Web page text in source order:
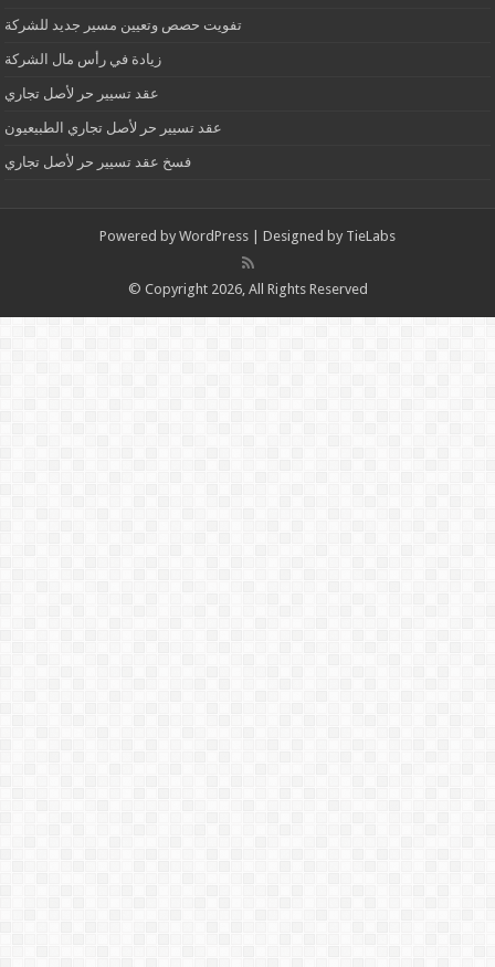
تفويت حصص وتعيين مسير جديد للشركة
زيادة في رأس مال الشركة
عقد تسيير حر لأصل تجاري
عقد تسيير حر لأصل تجاري الطبيعيون
فسخ عقد تسيير حر لأصل تجاري
Powered by WordPress | Designed by TieLabs
© Copyright 2026, All Rights Reserved